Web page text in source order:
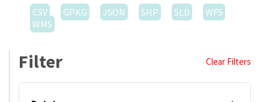
CSV
GPKG JSON SHP SLD
WFS
WMS
Filter Clear Filters